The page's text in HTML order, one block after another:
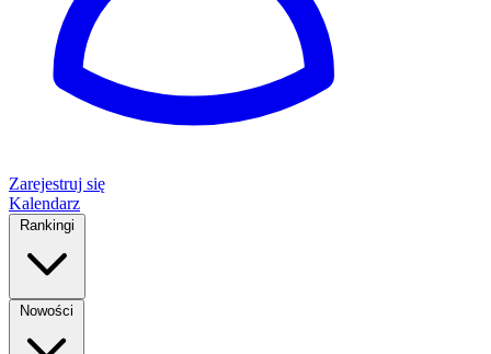
Zarejestruj się
Kalendarz
Rankingi
Nowości